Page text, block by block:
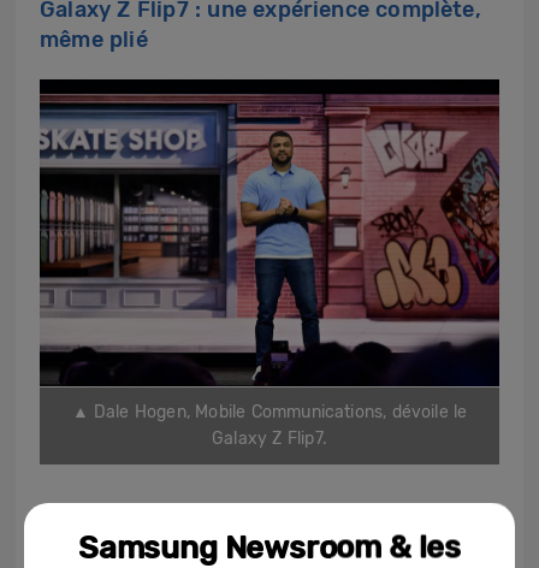
Galaxy Z Flip7 : une expérience complète,
même plié
▲ Dale Hogen, Mobile Communications, dévoile le
Galaxy Z Flip7.
Flip7 est le plus fin jamais conçu par
Samsung Newsroom & les